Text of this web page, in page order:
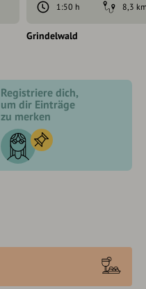
1:50 h
8,3
Grindelwald
Registriere dich,
um dir Einträge
zu merken